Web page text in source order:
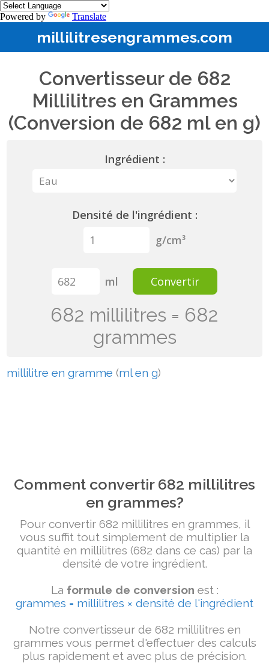
Powered by Translate
millilitresengrammes.com
Convertisseur de 682
Millilitres en Grammes
(Conversion de 682 ml en g)
Ingrédient :
Densité de l'ingrédient :
g/cm³
ml Convertir
682 millilitres = 682
grammes
millilitre en gramme (ml en g)
Comment convertir 682 millilitres
en grammes?
Pour convertir 682 millilitres en grammes, il
vous suffit tout simplement de multiplier la
quantité en millilitres (682 dans ce cas) par la
densité de votre ingrédient.
La formule de conversion est :
grammes = millilitres × densité de l'ingrédient
Notre convertisseur de 682 millilitres en
grammes vous permet d'effectuer des calculs
plus rapidement et avec plus de précision.